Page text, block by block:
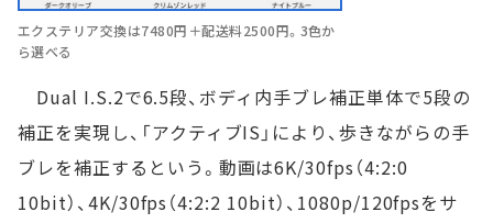
エクステリア交換は7480円＋配送料2500円。3色か
ら選べる
Dual I.S.2で6.5段、ボディ内手ブレ補正単体で5段の
補正を実現し、「アクティブIS」により、歩きながらの手
ブレを補正するという。動画は6K/30fps（4:2:0
10bit）、4K/30fps（4:2:2 10bit）、1080p/120fpsをサ